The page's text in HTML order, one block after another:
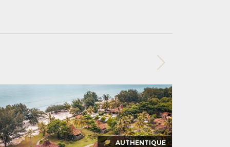
un sanctuaire pour bébé tortues marines où
sauvage que Meno,Gili Airoffre un bon
sœurs. La plus authentique des îles de l’archipel
d’eaux cristallines où l’on observe une vie
ne manquez d’admirer le magnifique
fond, le Mont Rinjani et l’île de Lombok.AUTHENTIQUE